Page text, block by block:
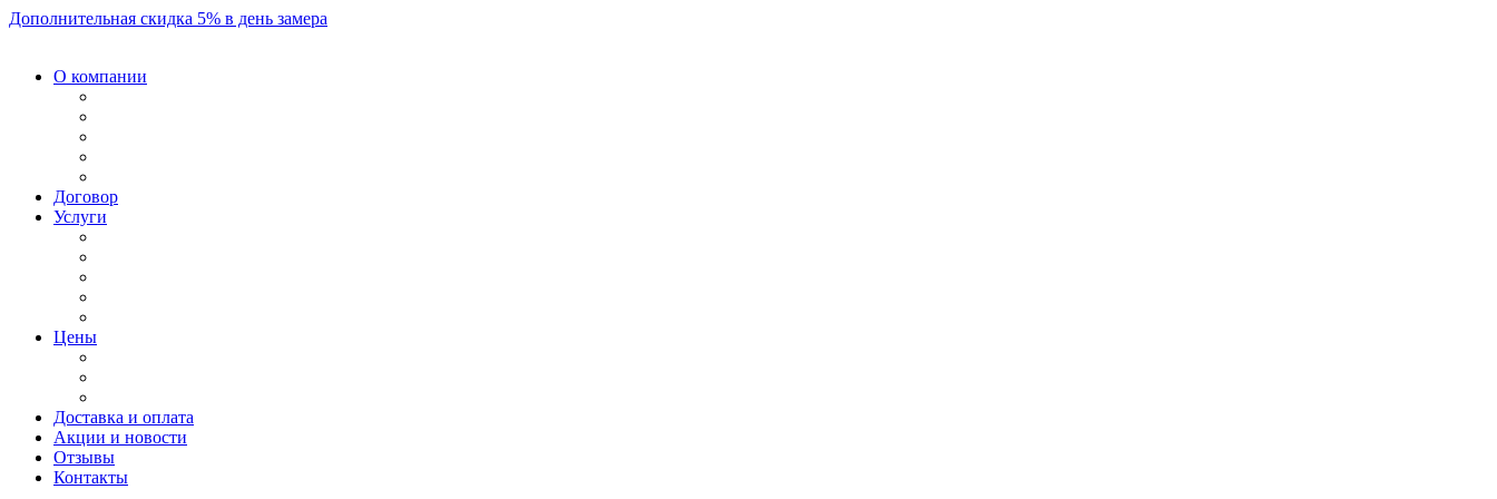
Дополнительная скидка 5% в день замера
О компании
Договор
Услуги
Цены
Доставка и оплата
Акции и новости
Отзывы
Контакты